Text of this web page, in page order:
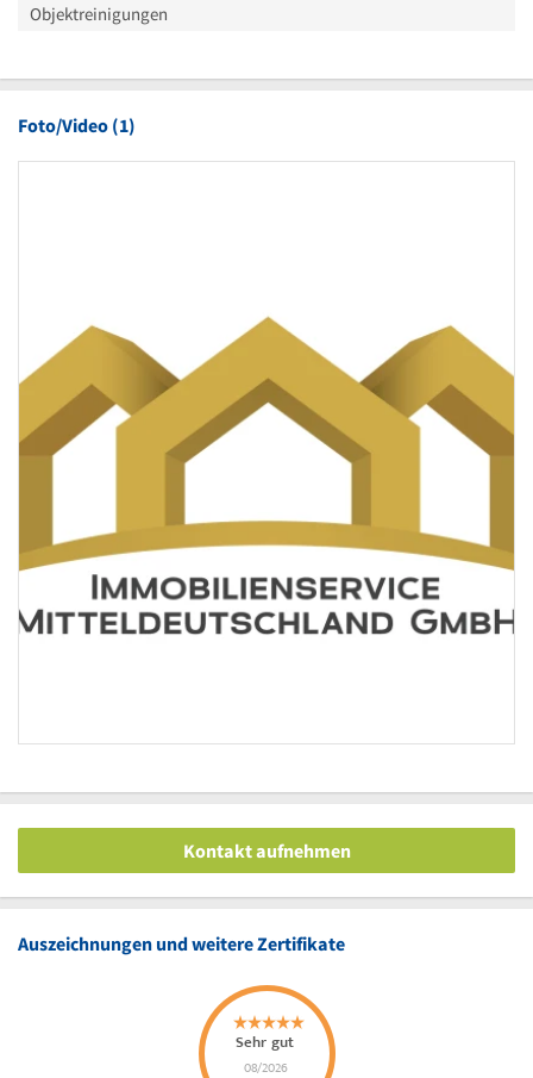
Objektreinigungen
Foto/Video (1)
Kontakt aufnehmen
Auszeichnungen und weitere Zertifikate